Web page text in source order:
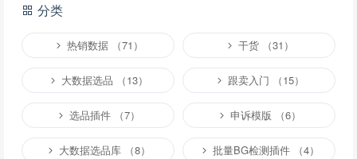
说明：请文明发言，共建和谐网络，您的个人信息不会被公开显示。
分类
热销数据 （71） 干货 （31）
大数据选品 （13） 跟卖入门 （15）
选品插件 （7） 申诉模版 （6）
大数据选品库 （8） 批量BG检测插件 （4）